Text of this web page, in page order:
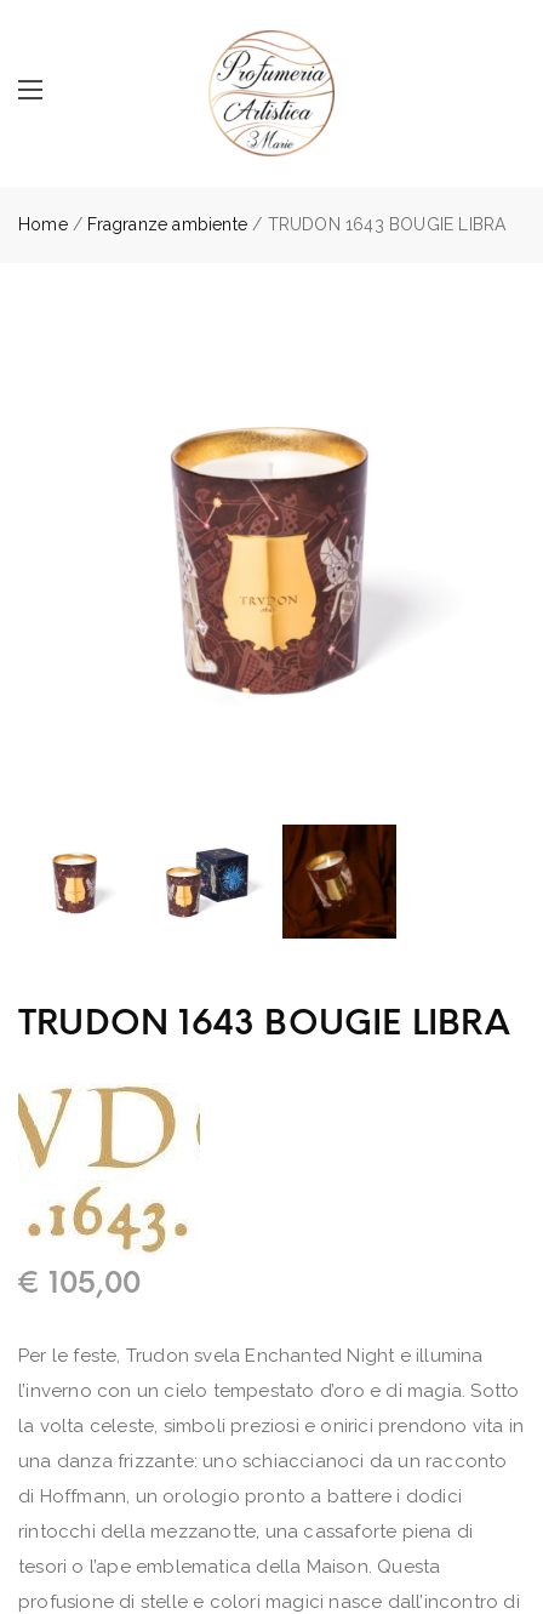
Home/ Fragranze ambiente / TRUDON 1643 BOUGIE LIBRA
TRUDON 1643 BOUGIE LIBRA
€ 105,00
Per le feste, Trudon svela Enchanted Night e illumina
l’inverno con un cielo tempestato d’oro e di magia. Sotto
la volta celeste, simboli preziosi e onirici prendono vita in
una danza frizzante: uno schiaccianoci da un racconto
di Hoffmann, un orologio pronto a battere i dodici
rintocchi della mezzanotte, una cassaforte piena di
tesori o l’ape emblematica della Maison. Questa
profusione di stelle e colori magici nasce dall’incontro di